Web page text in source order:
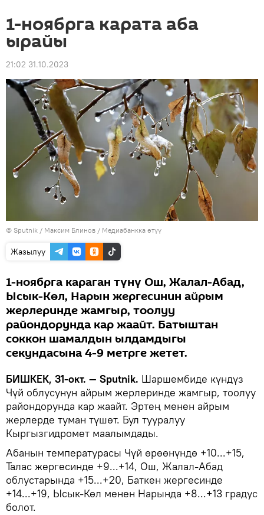
1-ноябрга карата аба
ырайы
21:02 31.10.2023
© Sputnik / Максим Блинов / Медиабанкка өтүү
Жазылуу
1-ноябрга караган түнү Ош, Жалал-Абад,
Ысык-Көл, Нарын жергесинин айрым
жерлеринде жамгыр, тоолуу
райондорунда кар жаайт. Батыштан
соккон шамалдын ылдамдыгы
секундасына 4-9 метрге жетет.
БИШКЕК, 31-окт. — Sputnik. Шаршембиде күндүз
Чүй облусунун айрым жерлеринде жамгыр, тоолуу
райондорунда кар жаайт. Эртең менен айрым
жерлерде туман түшөт. Бул тууралуу
Кыргызгидромет маалымдады.
Абанын температурасы Чүй өрөөнүндө +10...+15,
Талас жергесинде +9...+14, Ош, Жалал-Абад
облустарында +15...+20, Баткен жергесинде
+14...+19, Ысык-Көл менен Нарында +8...+13 градус
болот.